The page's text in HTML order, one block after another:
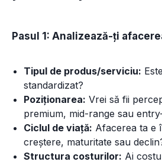
Pasul 1: Analizează-ți
Tipul de produs/serviciu:
standardizat?
Poziționarea: Vrei să fii
premium, mid-range sau
Ciclul de viață: Afacerea ta e
creștere, maturitate sau
Structura costurilor: Ai